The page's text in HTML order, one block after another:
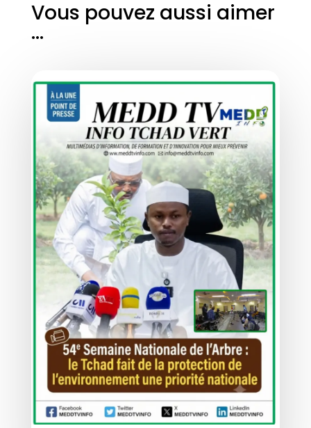
Vous pouvez aussi aimer
…